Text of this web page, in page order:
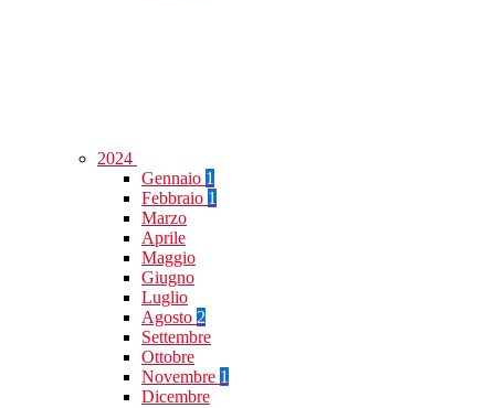
2024
Gennaio 1
Febbraio 1
Marzo
Aprile
Maggio
Giugno
Luglio
Agosto 2
Settembre
Ottobre
Novembre 1
Dicembre